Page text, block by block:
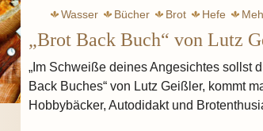
Wasser Bücher Brot Hefe
„Brot Back Buch“ von Lutz
„Im Schweiße deines Angesichtes sollst
Back Buches“ von Lutz Geißler, kommt
Hobbybäcker, Autodidakt und